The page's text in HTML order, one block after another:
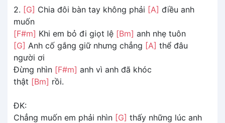
2. [G] Chia đôi bàn tay không phải [A] điều anh
muốn
[F#m] Khi em bỏ đi giọt lệ [Bm] anh nhẹ tuôn
[G] Anh cố gắng giữ nhưng chẳng [A] thể đâu
người ơi
Đừng nhìn [F#m] anh vì anh đã khóc
thật [Bm] rồi.
ĐK:
Chẳng muốn em phải nhìn [G] thấy những lúc anh